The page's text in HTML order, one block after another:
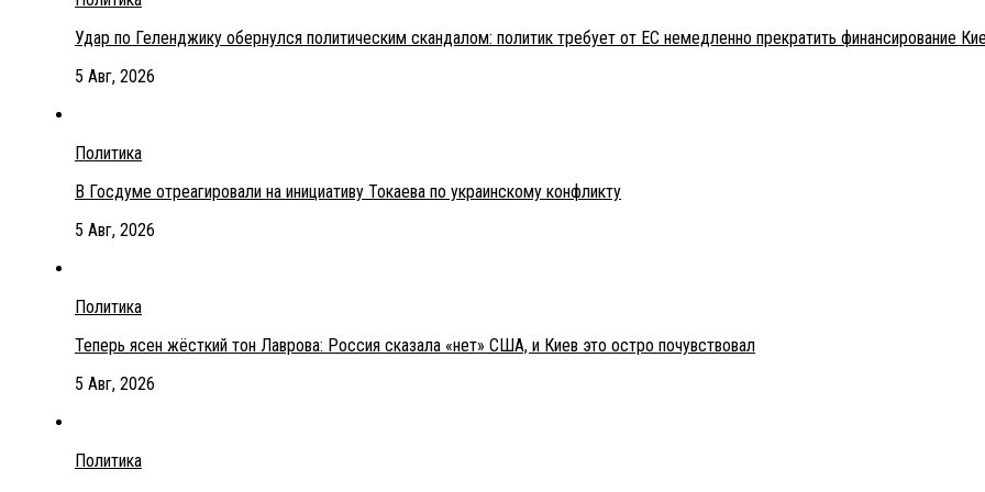
Удар по Геленджику обернулся политическим скандалом: политик требует от ЕС немедленно прекратить финансирование
5 Авг, 2026
Политика
В Госдуме отреагировали на инициативу Токаева по украинскому конфликту
5 Авг, 2026
Политика
Теперь ясен жёсткий тон Лаврова: Россия сказала «нет» США, и Киев это остро почувствовал
5 Авг, 2026
Политика